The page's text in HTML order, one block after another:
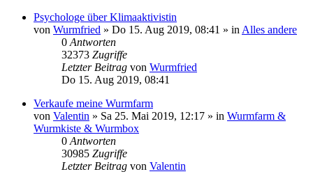
Psychologe über Klimaaktivistin
von Wurmfried » Do 15. Aug 2019, 08:41 » in Alles andere
0 Antworten
32373 Zugriffe
Letzter Beitrag von Wurmfried
Do 15. Aug 2019, 08:41
Verkaufe meine Wurmfarm
von Valentin » Sa 25. Mai 2019, 12:17 » in Wurmfarm &
Wurmkiste & Wurmbox
0 Antworten
30985 Zugriffe
Letzter Beitrag von Valentin